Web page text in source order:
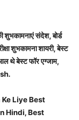
संदेश, बोर्ड
शुभकामना शायरी, बेस्ट
थे बेस्ट फॉर एग्जाम,
Liye Best
Hindi, Best